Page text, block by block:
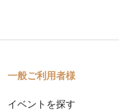
一般ご利用者様
イベントを探す